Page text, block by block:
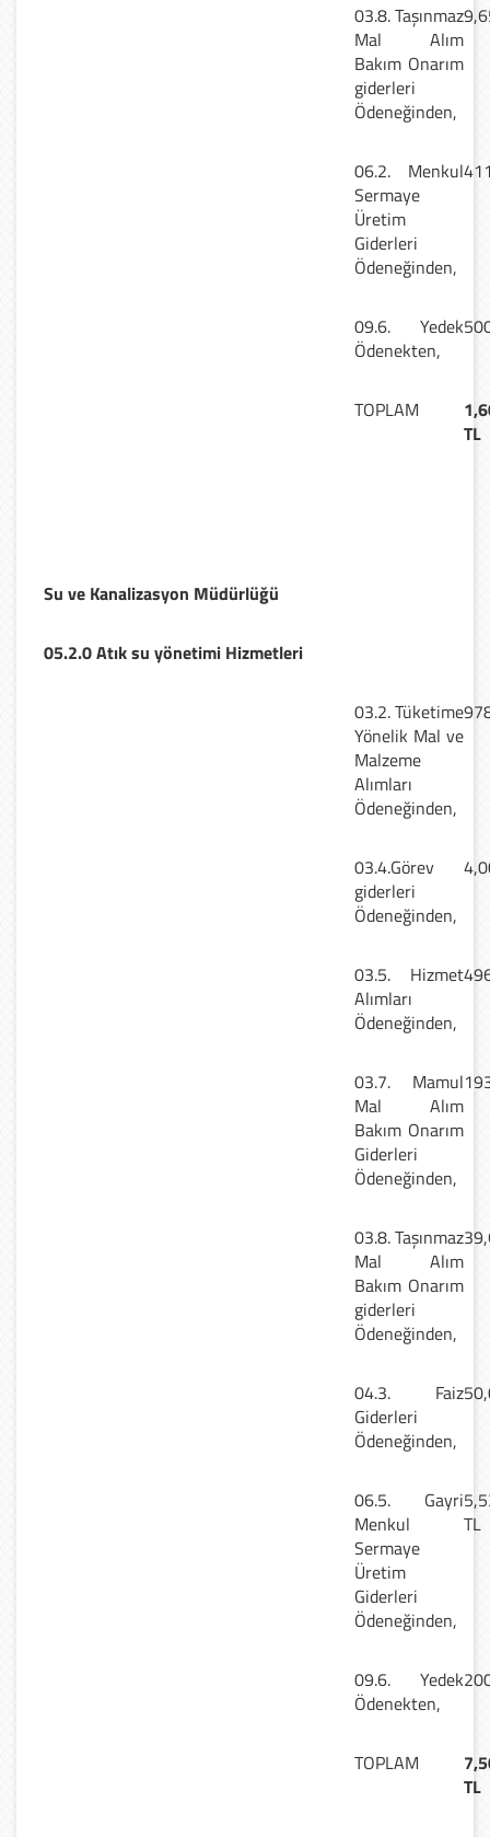
03.8. Taşınmaz
Mal Alım
Bakım Onarım
giderleri
Ödeneğinden,
06.2. Menkul
Sermaye
Üretim
Giderleri
Ödeneğinden,
09.6. Yedek
Ödenekten,
TOPLAM
TL
Su ve Kanalizasyon Müdürlüğü
05.2.0 Atık su yönetimi Hizmetleri
03.2. Tüketime
Yönelik Mal ve
Malzeme
Alımları
Ödeneğinden,
03.4.Görev
giderleri
Ödeneğinden,
03.5. Hizmet
Alımları
Ödeneğinden,
03.7. Mamul
Mal Alım
Bakım Onarım
Giderleri
Ödeneğinden,
03.8. Taşınmaz
Mal Alım
Bakım Onarım
giderleri
Ödeneğinden,
04.3. Faiz
Giderleri
Ödeneğinden,
06.5. Gayri
Menkul
Sermaye
Üretim
Giderleri
Ödeneğinden,
TL
09.6. Yedek
Ödenekten,
TOPLAM
TL